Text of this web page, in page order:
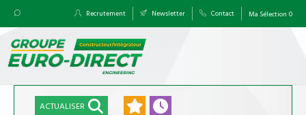
Recrutement Newsletter Contact Ma Sélection 0
ACTUALISER